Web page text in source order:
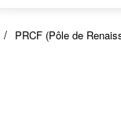
PRCF (Pôle de